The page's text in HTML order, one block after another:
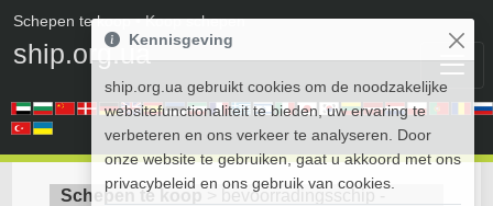
Schepen te koop• Koop schepen
ship.org.ua
Schepen te koop
bevoorradingsschip -
Kennisgeving
ship.org.ua gebruikt cookies om de noodzakelijke
websitefunctionaliteit te bieden, uw ervaring te
verbeteren en ons verkeer te analyseren. Door
onze website te gebruiken, gaat u akkoord met ons
privacybeleid en ons gebruik van cookies.